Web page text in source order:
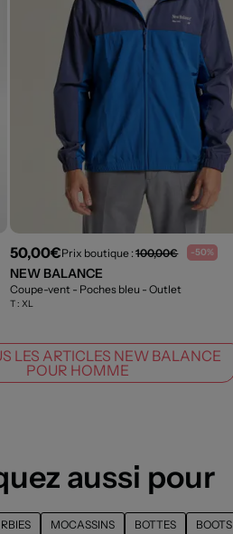
50,00€Prix boutique :100,00€ -50%
NEW BALANCE
Coupe-vent - Poches bleu - Outlet
T :XL
LES ARTICLES NEW BALANCE
POUR HOMME
aussi pour
MOCASSINS BOTTES BOOTS